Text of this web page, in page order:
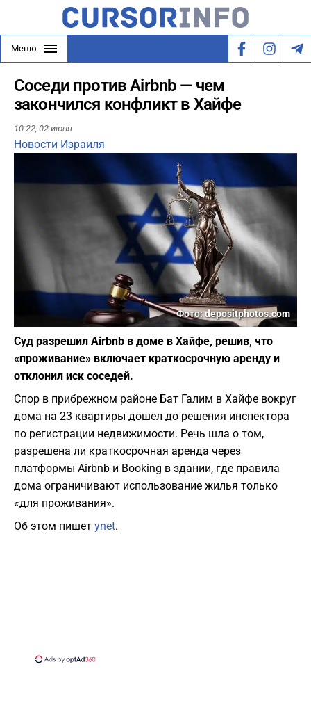
Меню
Соседи против Airbnb — чем
закончился конфликт в Хайфе
10:22, 02 июня
Новости Израиля
Фото: depositphotos.com
Суд разрешил Airbnb в доме в Хайфе, решив, что
«проживание» включает краткосрочную аренду и
отклонил иск соседей.
Спор в прибрежном районе Бат Галим в Хайфе вокруг
дома на 23 квартиры дошел до решения инспектора
по регистрации недвижимости. Речь шла о том,
разрешена ли краткосрочная аренда через
платформы Airbnb и Booking в здании, где правила
дома ограничивают использование жилья только
«для проживания».
Об этом пишет ynet.